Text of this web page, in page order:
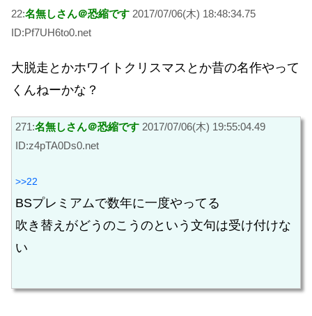
22:名無しさん＠恐縮です 2017/07/06(木) 18:48:34.75
ID:Pf7UH6to0.net
大脱走とかホワイトクリスマスとか昔の名作やって
くんねーかな？
271:名無しさん＠恐縮です 2017/07/06(木) 19:55:04.49
ID:z4pTA0Ds0.net
>>22
BSプレミアムで数年に一度やってる
吹き替えがどうのこうのという文句は受け付けな
い